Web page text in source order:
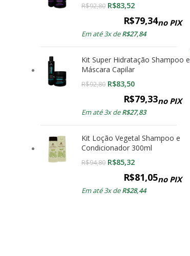
R$92,80 R$83,52
R$79,34no PIX
Em até 3x deR$27,84
Kit Super Hidratação Shampoo e
Máscara Capilar
R$92,80 R$83,50
R$79,33no PIX
Em até 3x deR$27,83
Kit Loção Vegetal Shampoo e
Condicionador 300ml
R$94,80 R$85,32
R$81,05no PIX
Em até 3x deR$28,44